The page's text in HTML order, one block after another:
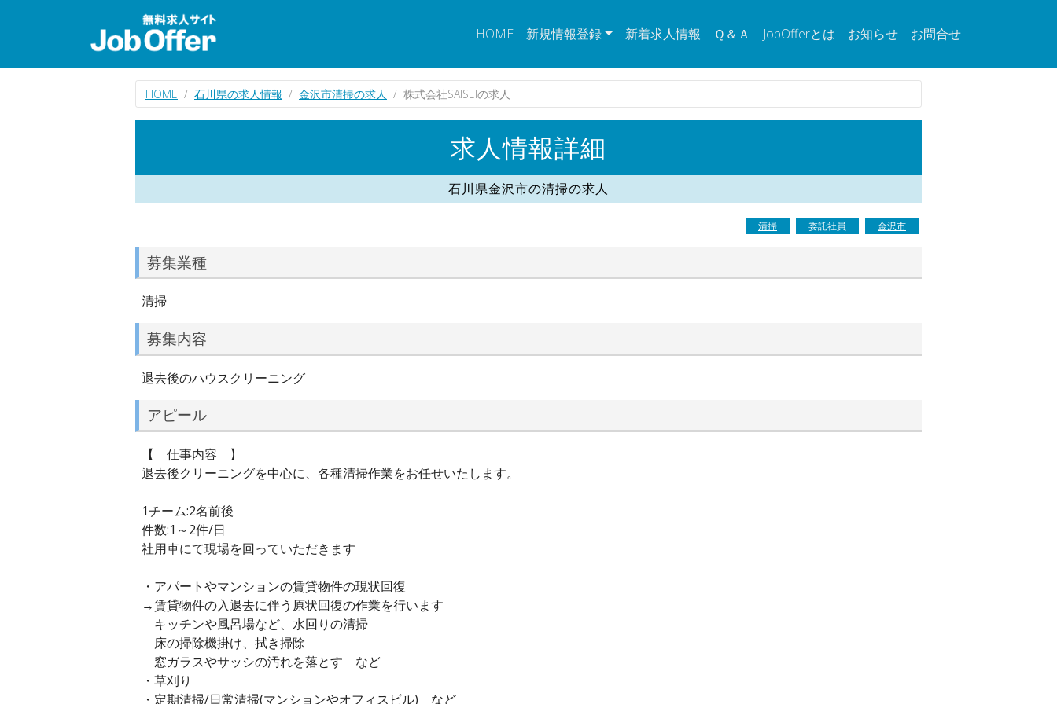
HOME 新規情報登録 新着求人情報 Ｑ＆Ａ JobOfferとは お知らせ お問合せ
HOME 石川県の求人情報 金沢市清掃の求人 株式会社SAISEIの求人
求人情報詳細
石川県金沢市の清掃の求人
清掃 委託社員 金沢市
募集業種
清掃
募集内容
退去後のハウスクリーニング
アピール
【 仕事内容 】
退去後クリーニングを中心に、各種清掃作業をお任せいたします。
1チーム:2名前後
件数:1～2件/日
社用車にて現場を回っていただきます
・アパートやマンションの賃貸物件の現状回復
→賃貸物件の入退去に伴う原状回復の作業を行います
キッチンや風呂場など、水回りの清掃
床の掃除機掛け、拭き掃除
窓ガラスやサッシの汚れを落とす など
・草刈り
・定期清掃/日常清掃(マンションやオフィスビル) など